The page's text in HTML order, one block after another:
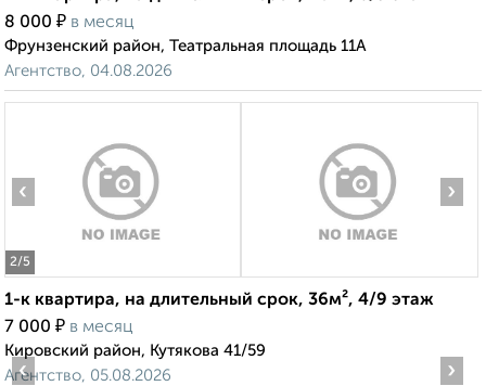
8 000 ₽ в месяц
Фрунзенский район, Театральная площадь 11А
Агентство, 04.08.2026
2/5
‹ ›
1-к квартира, на длительный срок, 36м², 4/9 этаж
7 000 ₽ в месяц
Кировский район, Кутякова 41/59
Агентство, 05.08.2026
‹ ›